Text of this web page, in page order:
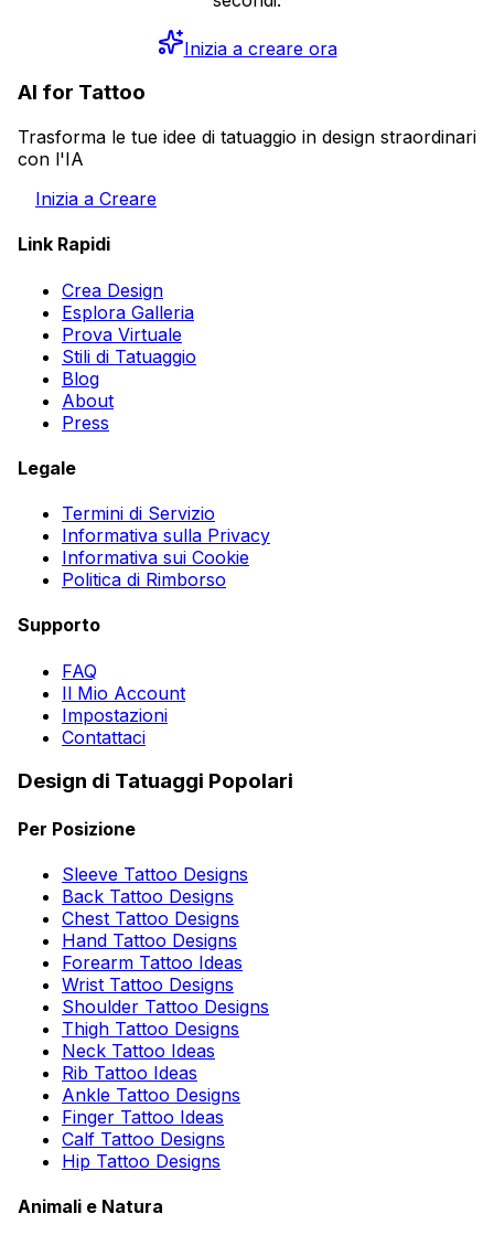
Inizia a creare ora
AI for Tattoo
Trasforma le tue idee di tatuaggio in design straordinari
con l'IA
Inizia a Creare
Link Rapidi
Crea Design
Esplora Galleria
Prova Virtuale
Stili di Tatuaggio
Blog
About
Press
Legale
Termini di Servizio
Informativa sulla Privacy
Informativa sui Cookie
Politica di Rimborso
Supporto
FAQ
Il Mio Account
Impostazioni
Contattaci
Design di Tatuaggi Popolari
Per Posizione
Sleeve Tattoo Designs
Back Tattoo Designs
Chest Tattoo Designs
Hand Tattoo Designs
Forearm Tattoo Ideas
Wrist Tattoo Designs
Shoulder Tattoo Designs
Thigh Tattoo Designs
Neck Tattoo Ideas
Rib Tattoo Ideas
Ankle Tattoo Designs
Finger Tattoo Ideas
Calf Tattoo Designs
Hip Tattoo Designs
Animali e Natura